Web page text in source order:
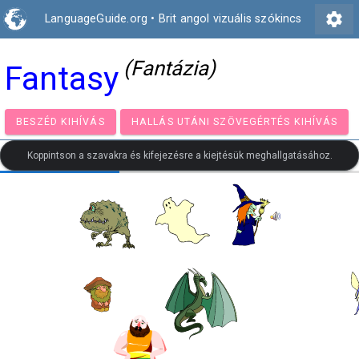
LanguageGuide.org • Brit angol vizuális szókincs settings
Fantasy (Fantázia)
BESZÉD KIHÍVÁS HALLÁS UTÁNI SZÖVEGÉRTÉS
Koppintson a szavakra és kifejezésre a kiejtésük meghallgatásához.